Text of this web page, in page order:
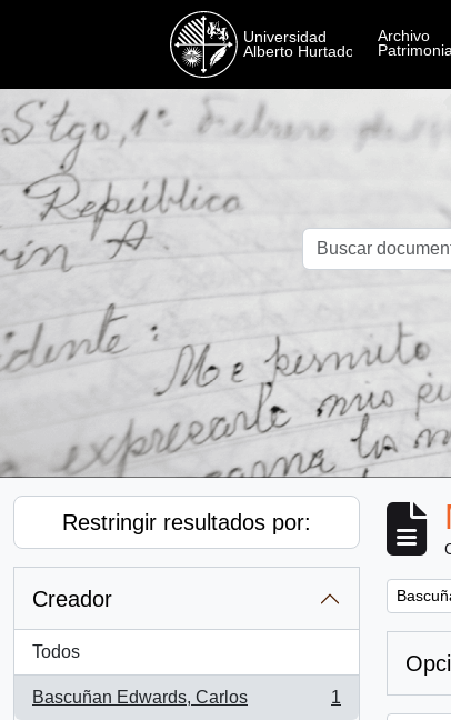
Restringir resultados por:
Creador
Todos
Bascuñan Edwards, Carlos
, 1 resultados
1